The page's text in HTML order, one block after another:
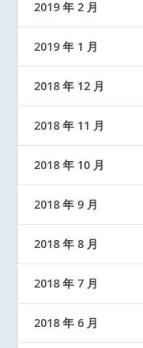
2019 年 2 月
2019 年 1 月
2018 年 12 月
2018 年 11 月
2018 年 10 月
2018 年 9 月
2018 年 8 月
2018 年 7 月
2018 年 6 月